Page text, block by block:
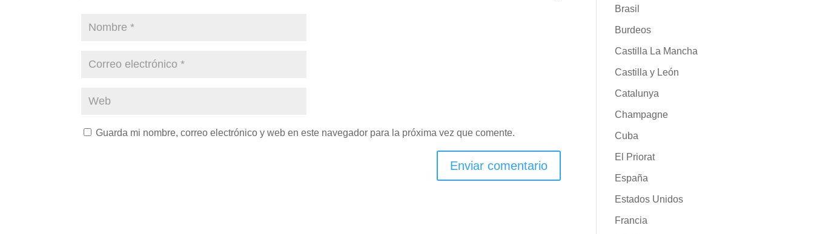
Guarda mi nombre, correo electrónico y web en este navegador para la próxima vez que comente.
Brasil
Burdeos
Castilla La Mancha
Castilla y León
Catalunya
Champagne
Cuba
El Priorat
España
Estados Unidos
Francia